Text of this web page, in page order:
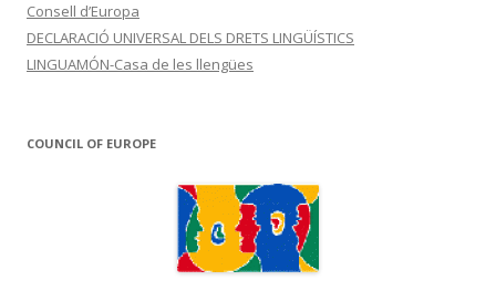
Consell d’Europa
DECLARACIÓ UNIVERSAL DELS DRETS LINGÜÍSTICS
LINGUAMÓN-Casa de les llengües
COUNCIL OF EUROPE